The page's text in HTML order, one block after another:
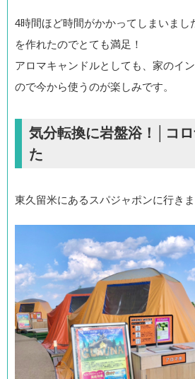
4時間ほど時間がかかってしまいまし
を作れたのでとても満足！
アロマキャンドルとしても、家のイ
ので今から使うのが楽しみです。
気分転換に岩盤浴！│コ
た
東久留米にあるスパジャポンに行きま